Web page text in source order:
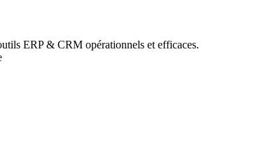
ERP & CRM opérationnels et efficaces.